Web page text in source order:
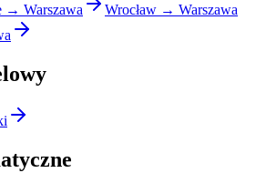
→ Warszawa
Wrocław → Warszawa